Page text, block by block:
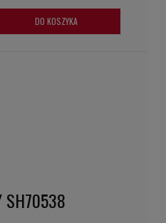
DO KOSZYKA
SH70538